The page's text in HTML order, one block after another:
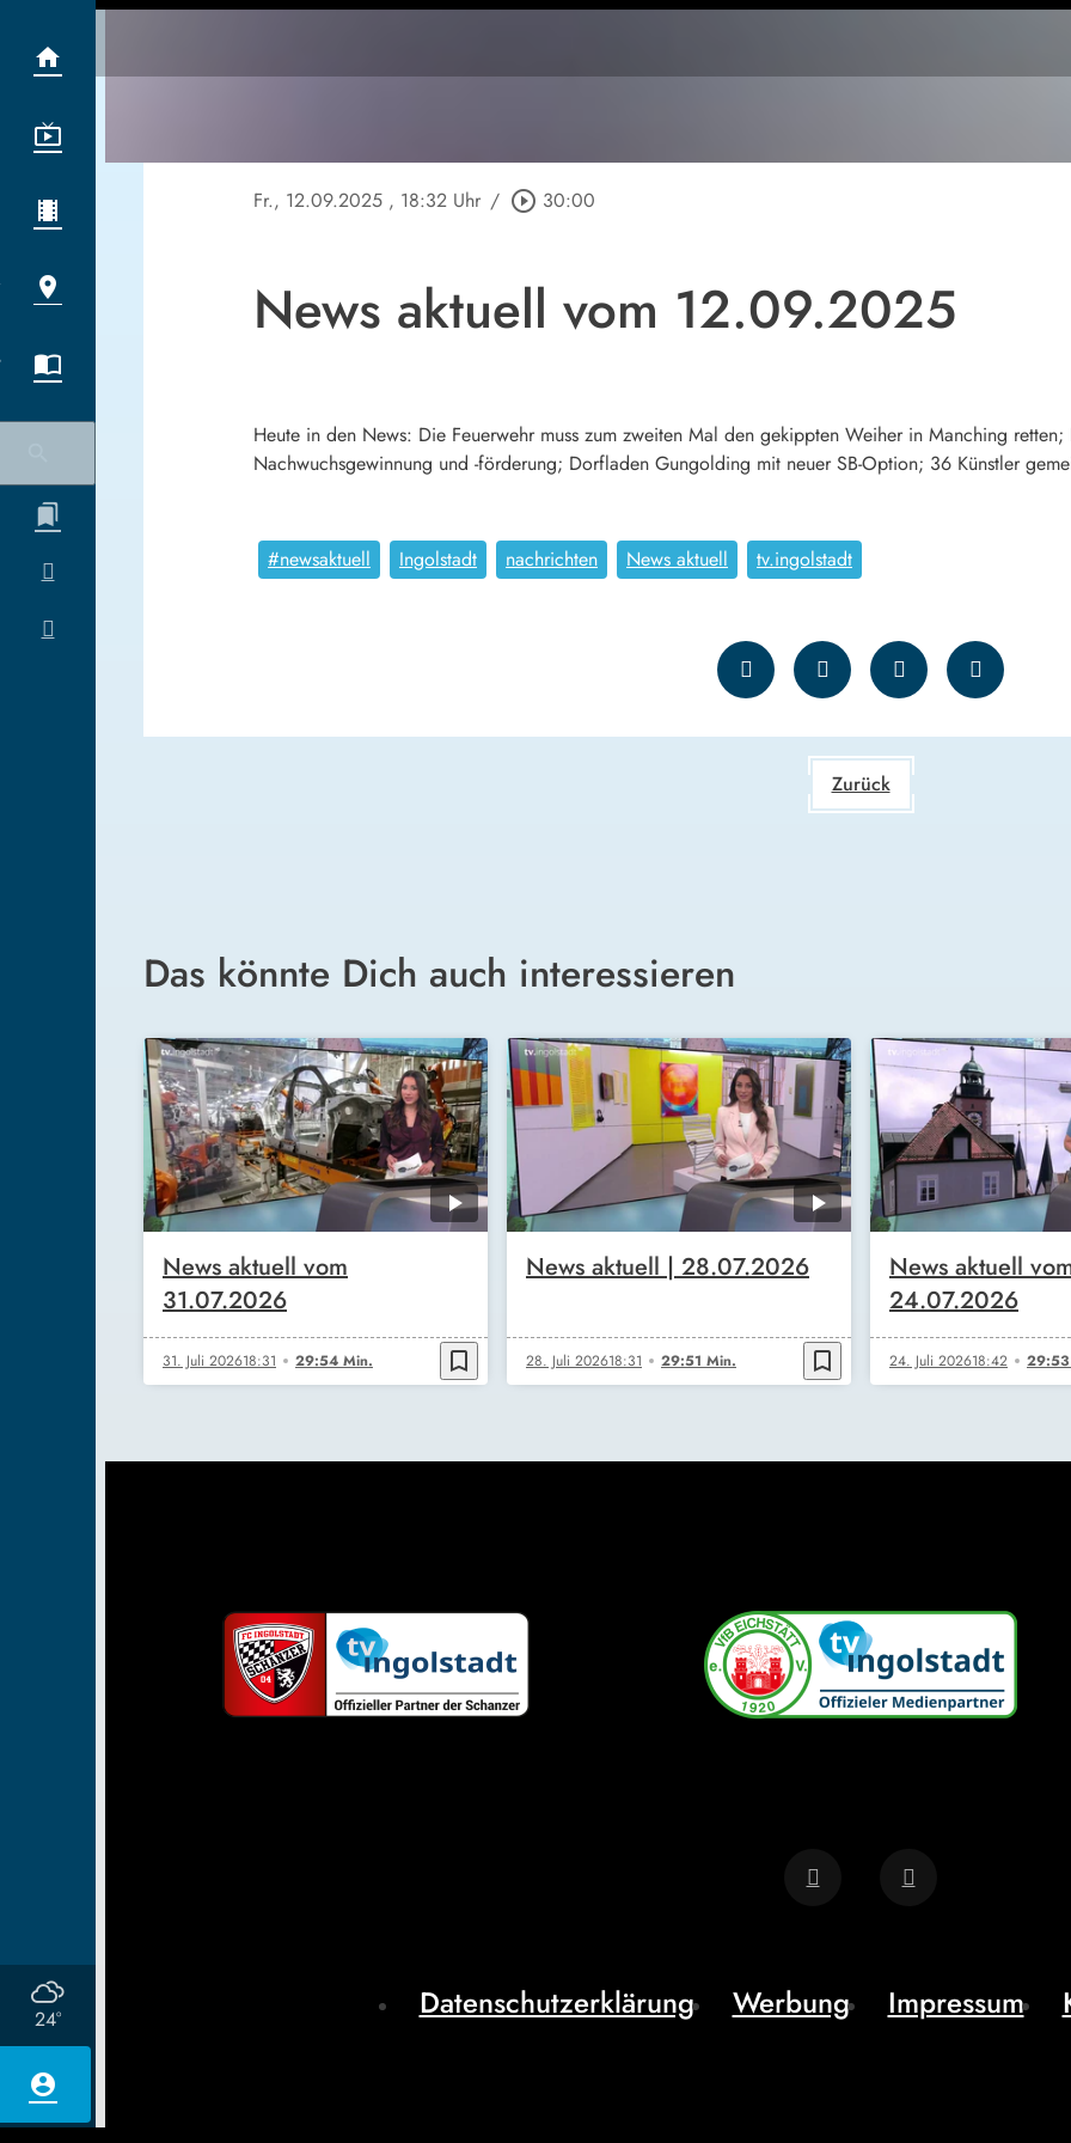
account_circle
24°
Fr., 12.09.2025 , 18:32 Uhr / play_circle_outline 30:00
News aktuell vom 12.09.2025
Heute in den News: Die Feuerwehr muss zum zweiten Mal den gekippten Weiher in Manching retten;
Nachwuchsgewinnung und -förderung; Dorfladen Gungolding mit neuer SB-Option; 36 Künstler
#newsaktuell Ingolstadt nachrichten News aktuell tv.ingolstadt
Zurück
Das könnte Dich auch interessieren
News aktuell vom
31.07.2026
31. Juli 202618:31 29:54 Min. bookmark_border
News aktuell | 28.07.2026
28. Juli 202618:31 29:51 Min. bookmark_border
News aktuell
24.07.2026
24. Juli 202618:42
Datenschutzerklärung Werbung Impressum